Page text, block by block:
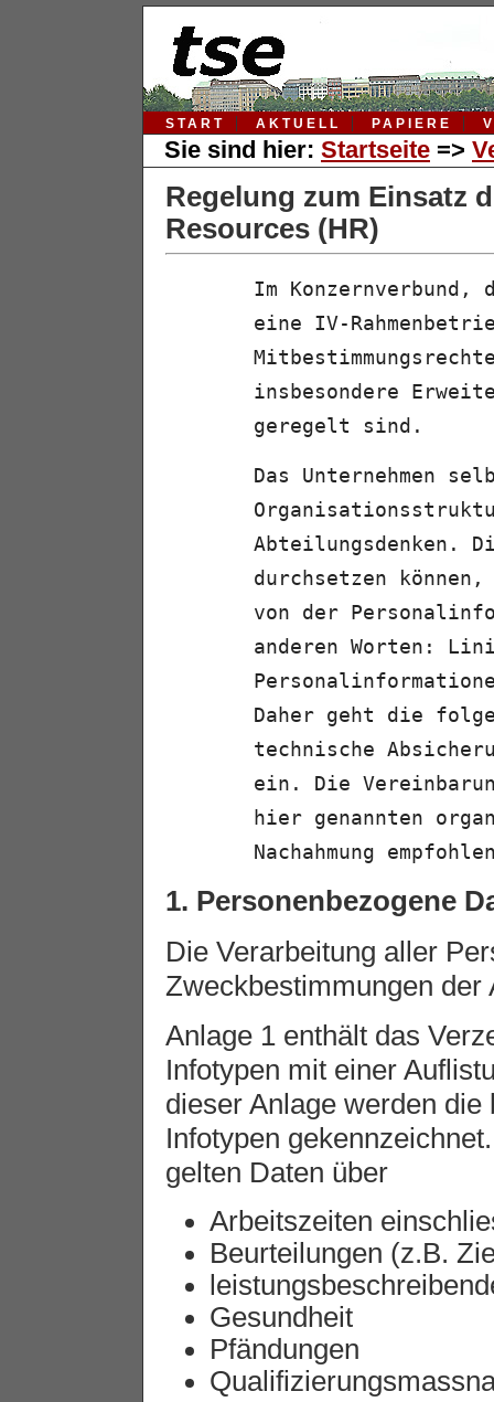
START AKTUELL PAPIERE
Sie sind hier: Startseite =>
Regelung zum Einsatz
Resources (HR)
Im Konzernverbund,
eine IV-
insbesondere
geregelt sind.
Das Unternehmen
Abteilungsdenken.
durchsetzen
von der
anderen Worten:
Daher geht die
technische
ein. Die
hier genannten
Nachahmung
1. Personenbezogene
Die Verarbeitung aller
Zweckbestimmungen der
Anlage 1 enthält das
Infotypen mit einer
dieser Anlage werden
Infotypen
gelten Daten über
Arbeitszeiten
Beurteilungen (z.B.
Gesundheit
Pfändungen